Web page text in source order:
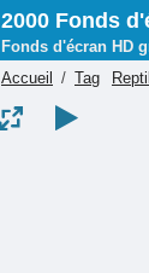
2000 Fonds
Fonds d'écran HD
Accueil / Tag